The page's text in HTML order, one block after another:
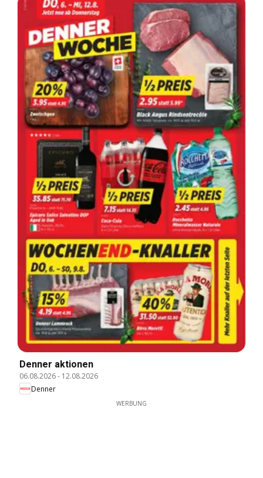
Denner aktionen
06.08.2026- 12.08.2026
Denner
WERBUNG